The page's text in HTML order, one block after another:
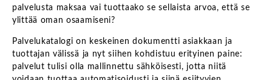
palvelusta maksaa vai tuottaako se sellaista arvoa, että se
ylittää oman osaamiseni?
Palvelukatalogi on keskeinen dokumentti asiakkaan ja
tuottajan välissä ja nyt siihen kohdistuu erityinen paine:
palvelut tulisi olla mallinnettu sähköisesti, jotta niitä